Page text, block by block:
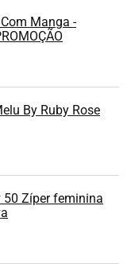
Manga -
By Ruby Rose
50 Zíper feminina